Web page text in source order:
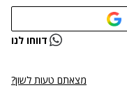
דווחו לנו
מצאתם טעות לשון?